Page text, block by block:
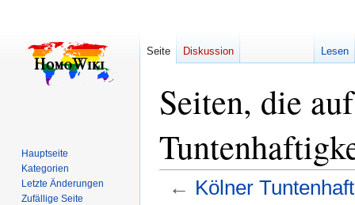
Seiten, die
← Kölner
Seite Diskussion Lesen
Hauptseite
Kategorien
Letzte Änderungen
Zufällige Seite